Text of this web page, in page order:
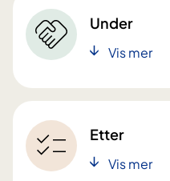
Under
Vis mer
Etter
Vis mer